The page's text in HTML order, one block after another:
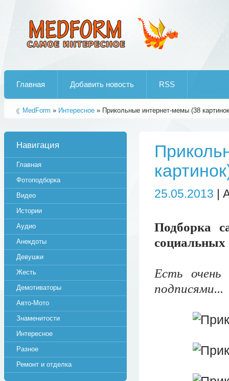
Главная Добавить новость RSS
MedForm » Интересное » Прикольные интернет-мемы (38
25.05.2013 |
Подборка
социальных
Есть
подписями...
Навигация
Главная
Фотоподборка
Видео
Истории
Аудио
Анекдоты
Девушки
Жесть
Демотиваторы
Авто-Мото
Знаменитости
Интересное
Разное
Ремонт и отделка